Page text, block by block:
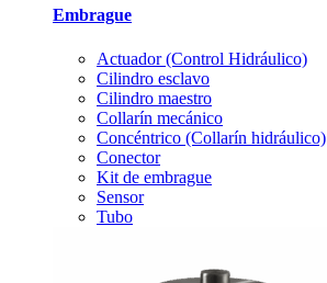
Embrague
Actuador (Control Hidráulico)
Cilindro esclavo
Cilindro maestro
Collarín mecánico
Concéntrico (Collarín hidráulico)
Conector
Kit de embrague
Sensor
Tubo